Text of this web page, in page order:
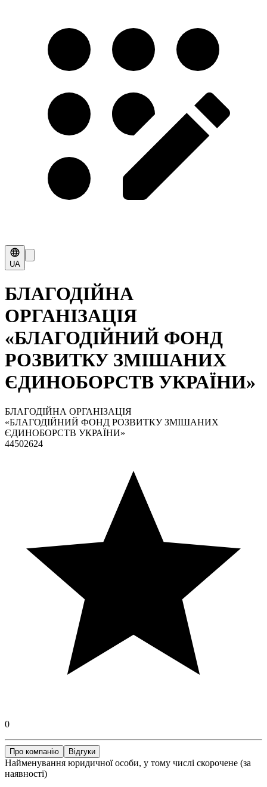
UA
БЛАГОДІЙНА
ОРГАНІЗАЦІЯ
«БЛАГОДІЙНИЙ ФОНД
РОЗВИТКУ ЗМІШАНИХ
ЄДИНОБОРСТВ УКРАЇНИ»
БЛАГОДІЙНА ОРГАНІЗАЦІЯ
«БЛАГОДІЙНИЙ ФОНД РОЗВИТКУ ЗМІШАНИХ
ЄДИНОБОРСТВ УКРАЇНИ»
44502624
0
Про компанію Відгуки
Найменування юридичної особи, у тому числі скорочене (за
наявності)